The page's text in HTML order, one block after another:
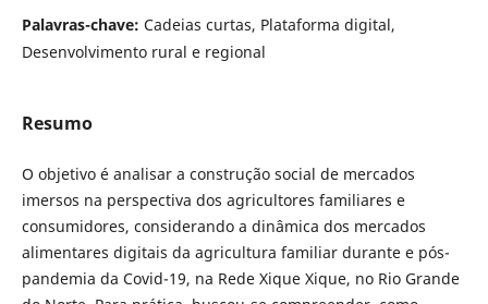
Palavras-chave: Cadeias curtas, Plataforma digital,
Desenvolvimento rural e regional
Resumo
O objetivo é analisar a construção social de mercados
imersos na perspectiva dos agricultores familiares e
consumidores, considerando a dinâmica dos mercados
alimentares digitais da agricultura familiar durante e pós-
pandemia da Covid-19, na Rede Xique Xique, no Rio Grande